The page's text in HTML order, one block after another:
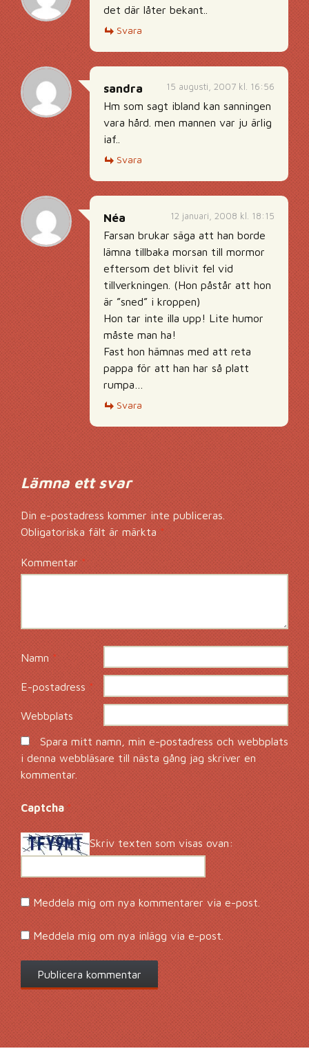
det där låter bekant..
Svara
15 augusti, 2007 kl. 16:56
sandra
Hm som sagt ibland kan sanningen
vara hård. men mannen var ju ärlig
iaf..
Svara
12 januari, 2008 kl. 18:15
Néa
Farsan brukar säga att han borde
lämna tillbaka morsan till mormor
eftersom det blivit fel vid
tillverkningen. (Hon påstår att hon
är ”sned” i kroppen)
Hon tar inte illa upp! Lite humor
måste man ha!
Fast hon hämnas med att reta
pappa för att han har så platt
rumpa…
Svara
Lämna ett svar
Din e-postadress kommer inte publiceras.
Obligatoriska fält är märkta *
Kommentar*
Namn *
E-postadress*
Webbplats
Spara mitt namn, min e-postadress och webbplats
i denna webbläsare till nästa gång jag skriver en
kommentar.
Captcha *
Skriv texten som visas ovan:
Meddela mig om nya kommentarer via e-post.
Meddela mig om nya inlägg via e-post.